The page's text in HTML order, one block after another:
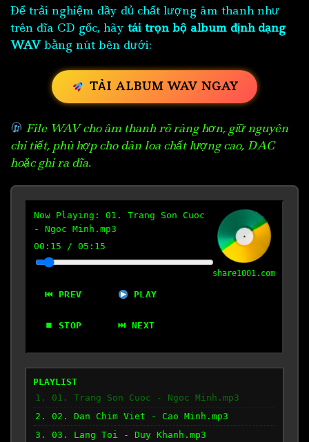
Để trải nghiệm đầy đủ chất lượng âm thanh như
trên đĩa CD gốc, hãy tải trọn bộ album định dạng
WAV bằng nút bên dưới:
TẢI ALBUM WAV NGAY
File WAV cho âm thanh rõ ràng hơn, giữ nguyên
chi tiết, phù hợp cho dàn loa chất lượng cao, DAC
hoặc ghi ra đĩa.
Now Playing: 01. Trang Son Cuoc
- Ngoc Minh.mp3
00:16 / 05:15
⏮ PREV PLAY
⏹ STOP ⏭ NEXT
share1001.com
PLAYLIST
1. 01. Trang Son Cuoc - Ngoc Minh.mp3
2. 02. Dan Chim Viet - Cao Minh.mp3
3. 03. Lang Toi - Duy Khanh.mp3